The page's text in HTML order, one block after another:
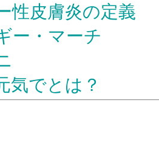
皮膚炎の定義
ー・マーチ
でとは？